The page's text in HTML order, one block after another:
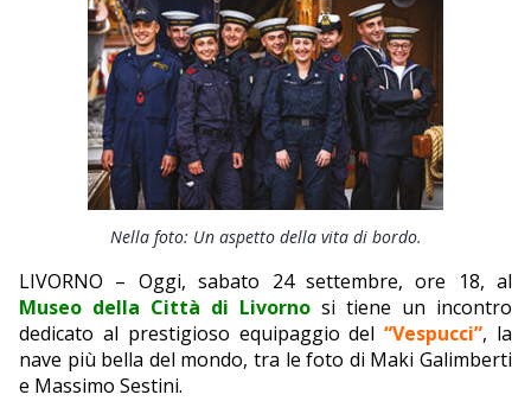
ECONOMIA
TURISMO
CULTURA
NAUTICA
EDITORIALI
Nella foto: Un aspetto della vita di bordo.
LIVORNO – Oggi, sabato 24 settembre, ore 18, al
Museo della Città di Livorno si tiene un incontro
dedicato al prestigioso equipaggio del“Vespucci”, la
nave più bella del mondo, tra le foto di Maki Galimberti
e Massimo Sestini.